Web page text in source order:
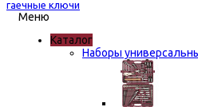
гаечные ключи
Меню
Каталог
Наборы